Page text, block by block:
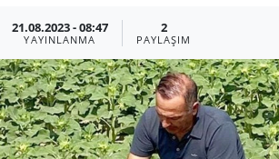
21.08.2023 - 08:47
YAYINLANMA
2
PAYLAŞIM
EĞİTİM
EKONOMİ
GENEL
Tüm Manşetler
Son Dakika Haberleri
Haber Arşivi